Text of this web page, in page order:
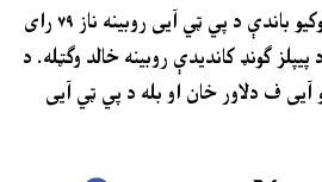
د ښځو لپاره په ځانګړو ۲ څوکیو باندې د پي ټي آیی روبینه ناز ۷۹ رای
ګونډ کاندیدې روبینه خالد وګټله. د
ف دلاور خان او بله د پي ټي آیی